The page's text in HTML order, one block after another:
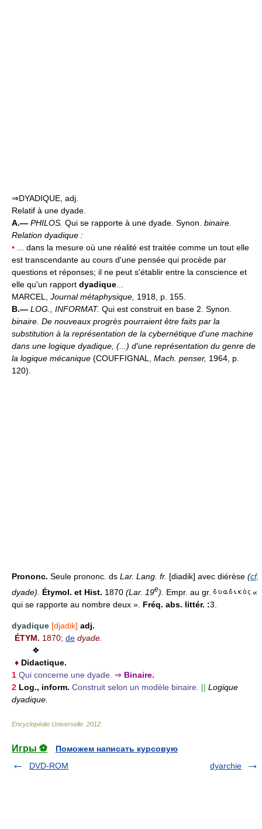
⇒DYADIQUE, adj.
Relatif à une dyade.
A.— PHILOS. Qui se rapporte à une dyade. Synon. binaire.
Relation dyadique :
• ... dans la mesure où une réalité est traitée comme un tout elle
est transcendante au cours d'une pensée qui procède par
questions et réponses; il ne peut s'établir entre la conscience et
elle qu'un rapport dyadique...
MARCEL, Journal métaphysique, 1918, p. 155.
B.— LOG., INFORMAT. Qui est construit en base 2. Synon.
binaire. De nouveaux progrès pourraient être faits par la
substitution à la représentation de la cybernétique d'une machine
dans une logique dyadique, (...) d'une représentation du genre de
la logique mécanique (COUFFIGNAL, Mach. penser, 1964, p.
120).
Prononc. Seule prononc. ds Lar. Lang. fr. [diadik] avec diérèse (cf.
dyade). Étymol. et Hist. 1870 (Lar. 19e). Empr. au gr.
«
qui se rapporte au nombre deux ». Fréq. abs. littér. :3.
dyadique [djadik] adj.
ÉTYM. 1870; de dyade.
❖
♦ Didactique.
1 Qui concerne une dyade. ⇒ Binaire.
2 Log., inform. Construit selon un modèle binaire. || Logique
dyadique.
Encyclopédie Universelle 2012
Игры ⚽
Поможем написать курсовую
DVD-ROM
dyarchie